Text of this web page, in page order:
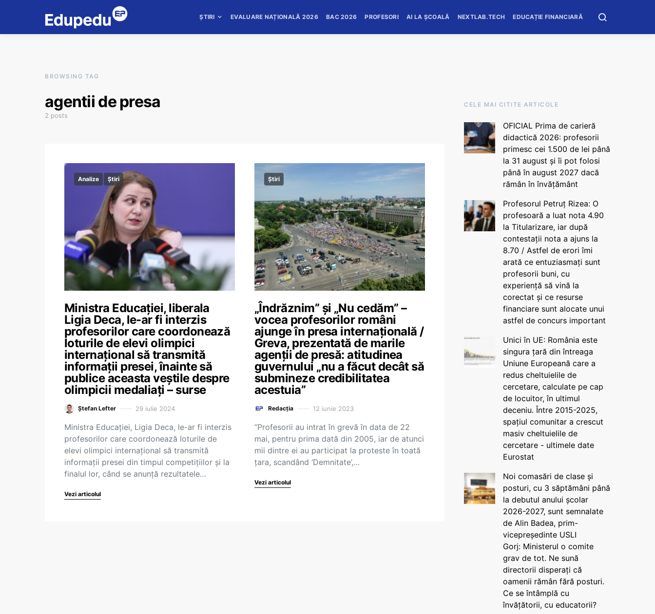
ȘTIRI EVALUARE NAȚIONALĂ 2026 BAC 2026 PROFESORI AI LA ȘCOALĂ NEXTLAB.TECH EDUCAȚIE FINANCIARĂ
BROWSING TAG
agentii de presa
2 posts
Analize Știri
Ministra Educației, liberala
Ligia Deca, le-ar fi interzis
profesorilor care coordonează
loturile de elevi olimpici
internațional să transmită
informații presei, înainte să
publice aceasta veștile despre
olimpicii medaliați – surse
Ștefan Lefter 29 iulie 2024
Ministra Educației, Ligia Deca, le-ar fi interzis
profesorilor care coordonează loturile de
elevi olimpici internațional să transmită
informații presei din timpul competițiilor și la
finalul lor, când se anunță rezultatele…
Vezi articolul
Știri
„Îndrăznim” și „Nu cedăm” –
vocea profesorilor români
ajunge în presa internațională /
Greva, prezentată de marile
agenții de presă: atitudinea
guvernului „nu a făcut decât să
submineze credibilitatea
acestuia”
Redacția 12 iunie 2023
“Profesorii au intrat în grevă în data de 22
mai, pentru prima dată din 2005, iar de atunci
mii dintre ei au participat la proteste în toată
țara, scandând ‘Demnitate’,…
Vezi articolul
CELE MAI CITITE ARTICOLE
OFICIAL Prima de carieră
didactică 2026: profesorii
primesc cei 1.500 de lei până
la 31 august și îi pot folosi
până în august 2027 dacă
rămân în învățământ
Profesorul Petruț Rizea: O
profesoară a luat nota 4.90
la Titularizare, iar după
contestații nota a ajuns la
8.70 / Astfel de erori îmi
arată ce entuziasmați sunt
profesorii buni, cu
experiență să vină la
corectat și ce resurse
financiare sunt alocate unui
astfel de concurs important
Unici în UE: România este
singura țară din întreaga
Uniune Europeană care a
redus cheltuielile de
cercetare, calculate pe cap
de locuitor, în ultimul
deceniu. Între 2015-2025,
spațiul comunitar a crescut
masiv cheltuielile de
cercetare - ultimele date
Eurostat
Noi comasări de clase și
posturi, cu 3 săptămâni până
la debutul anului școlar
2026-2027, sunt semnalate
de Alin Badea, prim-
vicepreședinte USLI
Gorj: Ministerul o comite
grav de tot. Ne sună
directorii disperați că
oamenii rămân fără posturi.
Ce se întâmplă cu
învățătorii, cu educatorii?